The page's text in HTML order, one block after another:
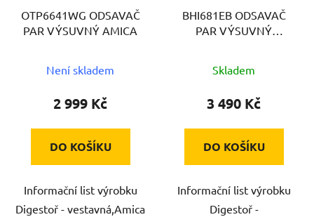
OTP6641WG ODSAVAČ
PAR VÝSUVNÝ AMICA
Není skladem
2 999 Kč
DO KOŠÍKU
Informační list výrobku
Digestoř - vestavná,Amica
BHI681EB ODSAVAČ
PAR VÝSUVNÝ
Skladem
3 490 Kč
DO KOŠÍKU
Informační list výrobku
Digestoř -